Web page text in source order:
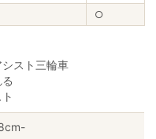
○
スト三輪車